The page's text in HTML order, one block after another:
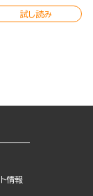
試し読み
情報